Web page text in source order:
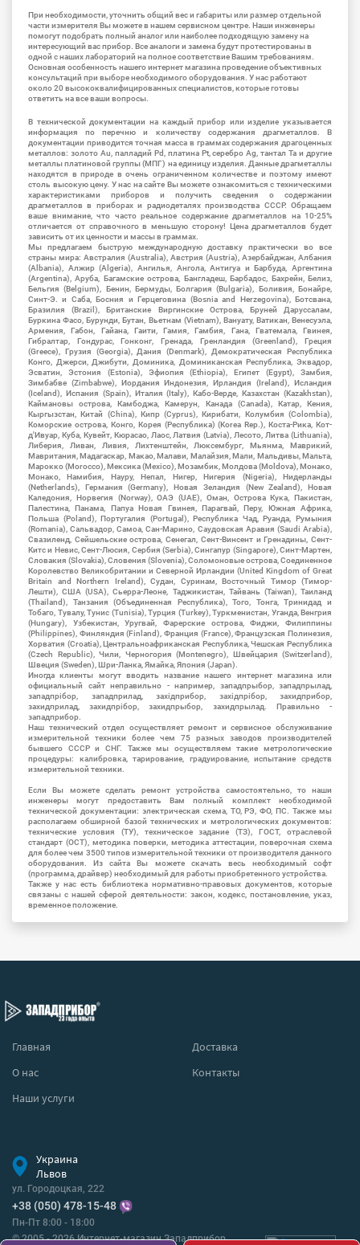
При необходимости, уточнить общий вес и габариты или размер отдельной
части измерителя Вы можете в нашем сервисном центре. Наши инженеры
помогут подобрать полный аналог или наиболее подходящую замену на
интересующий вас прибор. Все аналоги и замена будут протестированы в
одной с наших лабораторий на полное соответствие Вашим требованиям.
Основная особенность нашего интернет магазина проведение объективных
консультаций при выборе необходимого оборудования. У нас работают
около 20 высококвалифицированных специалистов, которые готовы
ответить на все ваши вопросы.
В технической документации на каждый прибор или изделие указывается
информация по перечню и количеству содержания драгметаллов. В
документации приводится точная масса в граммах содержания драгоценных
металлов: золото Au, палладий Pd, платина Pt, серебро Ag, тантал Ta и другие
металлы платиновой группы (МПГ) на единицу изделия. Данные драгметаллы
находятся в природе в очень ограниченном количестве и поэтому имеют
столь высокую цену. У нас на сайте Вы можете ознакомиться с техническими
характеристиками приборов и получить сведения о содержании
драгметаллов в приборах и радиодеталях производства СССР. Обращаем
ваше внимание, что часто реальное содержание драгметаллов на 10-25%
отличается от справочного в меньшую сторону! Цена драгметаллов будет
зависить от их ценности и массы в граммах.
Мы предлагаем быструю международную доставку практически во все
страны мира: Австралия (Australia), Австрия (Austria), Азербайджан, Албания
(Albania), Алжир (Algeria), Ангилья, Ангола, Антигуа и Барбуда, Аргентина
(Argentina), Аруба, Багамские острова, Бангладеш, Барбадос, Бахрейн, Белиз,
Бельгия (Belgium), Бенин, Бермуды, Болгария (Bulgaria), Боливия, Бонайре,
Синт-Э. и Саба, Босния и Герцеговина (Bosnia and Herzegovina), Ботсвана,
Бразилия (Brazil), Британские Виргинские Острова, Бруней Даруссалам,
Буркина Фасо, Бурунди, Бутан, Вьетнам (Vietnam), Вануату, Ватикан, Венесуэла,
Армения, Габон, Гайана, Гаити, Гамия, Гамбия, Гана, Гватемала, Гвинея,
Гибралтар, Гондурас, Гонконг, Гренада, Гренландия (Greenland), Греция
(Greece), Грузия (Georgia), Дания (Denmark), Демократическая Республика
Конго, Джерси, Джибути, Доминика, Доминиканская Республика, Эквадор,
Эсватин, Эстония (Estonia), Эфиопия (Ethiopia), Египет (Egypt), Замбия,
Зимбабве (Zimbabwe), Иордания Индонезия, Ирландия (Ireland), Исландия
(Iceland), Испания (Spain), Италия (Italy), Кабо-Верде, Казахстан (Kazakhstan),
Каймановы острова, Камбоджа, Камерун, Канада (Canada), Катар, Кения,
Кыргызстан, Китай (China), Кипр (Cyprus), Кирибати, Колумбия (Colombia),
Коморские острова, Конго, Корея (Республика) (Korea Rep.), Коста-Рика, Кот-
д'Ивуар, Куба, Кувейт, Кюрасао, Лаос, Латвия (Latvia), Лесото, Литва (Lithuania),
Либерия, Ливан, Ливия, Лихтенштейн, Люксембург, Мьянма, Маврикий,
Мавритания, Мадагаскар, Макао, Малави, Малайзия, Мали, Мальдивы, Мальта,
Марокко (Morocco), Мексика (Mexico), Мозамбик, Молдова (Moldova), Монако,
Монако, Намибия, Науру, Непал, Нигер, Нигерия (Nigeria), Нидерланды
(Netherlands), Германия (Germany), Новая Зеландия (New Zealand), Новая
Каледония, Норвегия (Norway), ОАЭ (UAE), Оман, Острова Кука, Пакистан,
Палестина, Панама, Папуа Новая Гвинея, Парагвай, Перу, Южная Африка,
Польша (Poland), Португалия (Portugal), Республика Чад, Руанда, Румыния
(Romania), Сальвадор, Самоа, Сан-Марино, Саудовская Аравия (Saudi Arabia),
Свазиленд, Сейшельские острова, Сенегал, Сент-Винсент и Гренадины, Сент-
Китс и Невис, Сент-Люсия, Сербия (Serbia), Сингапур (Singapore), Синт-Мартен,
Словакия (Slovakia), Словения (Slovenia), Соломоновые острова, Соединенное
Королевство Великобритании и Северной Ирландии (United Kingdom of Great
Britain and Northern Ireland), Судан, Суринам, Восточный Тимор (Тимор-
Лешти), США (USA), Сьерра-Леоне, Таджикистан, Тайвань (Taiwan), Таиланд
(Thailand), Танзания (Объединенная Республика), Того, Тонга, Тринидад и
Тобаго, Тувалу, Тунис (Tunisia), Турция (Turkey), Туркменистан, Уганда, Венгрия
(Hungary), Узбекистан, Уругвай, Фарерские острова, Фиджи, Филиппины
(Philippines), Финляндия (Finland), Франция (France), Французская Полинезия,
Хорватия (Croatia), Центральноафриканская Республика, Чешская Республика
(Czech Republic), Чили, Черногория (Montenegro), Швейцария (Switzerland),
Швеция (Sweden), Шри-Ланка, Ямайка, Япония (Japan).
Иногда клиенты могут вводить название нашего интернет магазина или
официальный сайт неправильно - например, западпрыбор, западпрылад,
западпрібор, западприлад, західприбор, західпрібор, захидприбор,
захидприлад, захидпрібор, захидпрыбор, захидпрылад. Правильно -
западприбор.
Наш технический отдел осуществляет ремонт и сервисное обслуживание
измерительной техники более чем 75 разных заводов производителей
бывшего СССР и СНГ. Также мы осуществляем такие метрологические
процедуры: калибровка, тарирование, градуирование, испытание средств
измерительной техники.
Если Вы можете сделать ремонт устройства самостоятельно, то наши
инженеры могут предоставить Вам полный комплект необходимой
технической документации: электрическая схема, ТО, РЭ, ФО, ПС. Также мы
располагаем обширной базой технических и метрологических документов:
технические условия (ТУ), техническое задание (ТЗ), ГОСТ, отраслевой
стандарт (ОСТ), методика поверки, методика аттестации, поверочная схема
для более чем 3500 типов измерительной техники от производителя данного
оборудования. Из сайта Вы можете скачать весь необходимый софт
(программа, драйвер) необходимый для работы приобретенного устройства.
Также у нас есть библиотека нормативно-правовых документов, которые
связаны с нашей сферой деятельности: закон, кодекс, постановление, указ,
временное положение.
Главная
Доставка
О нас
Контакты
Наши услуги
Украина
Львов
ул. Городоцкая, 222
+38 (050) 478-15-48
Пн-Пт 8:00 - 18:00
© 2005 - 2026 Интернет-магазин Западприбор